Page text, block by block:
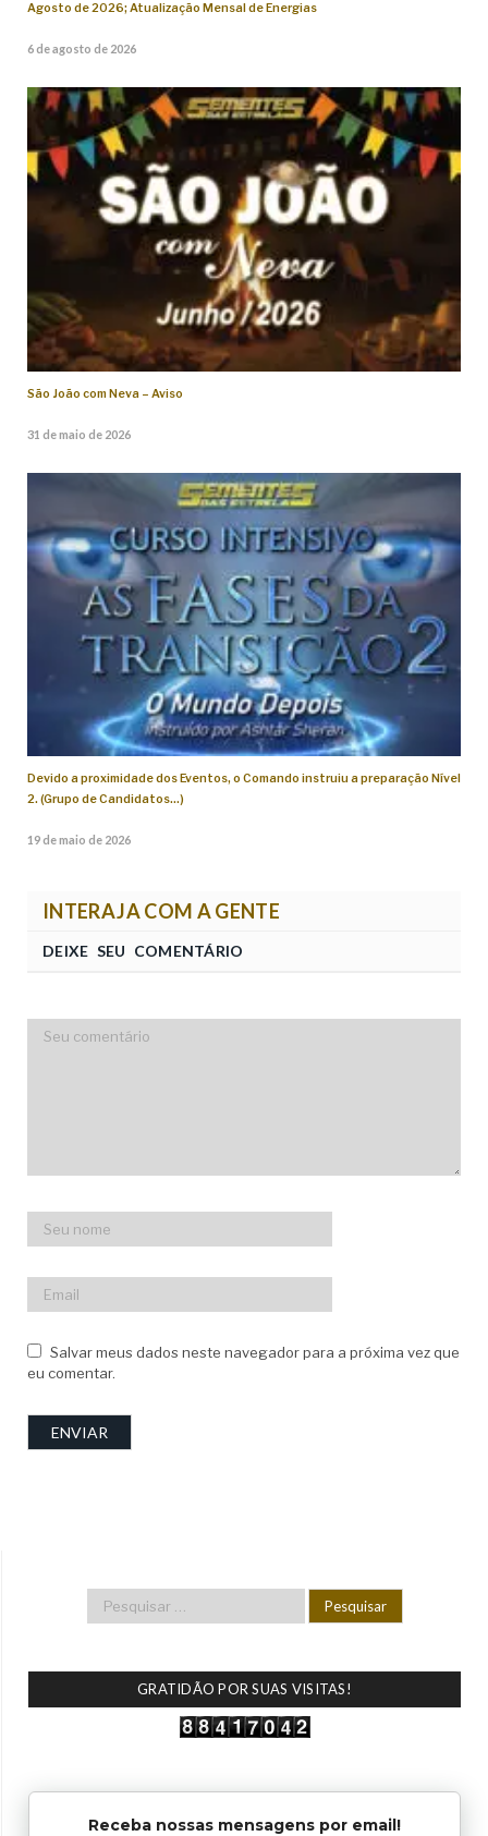
Agosto de 2026; Atualização Mensal de Energias
6 de agosto de 2026
São João com Neva – Aviso
31 de maio de 2026
Devido a proximidade dos Eventos, o Comando instruiu a preparação Nível
2. (Grupo de Candidatos…)
19 de maio de 2026
INTERAJA COM A GENTE
DEIXE SEU COMENTÁRIO
Salvar meus dados neste navegador para a próxima vez que
eu comentar.
GRATIDÃO POR SUAS VISITAS!
Receba nossas mensagens por email!